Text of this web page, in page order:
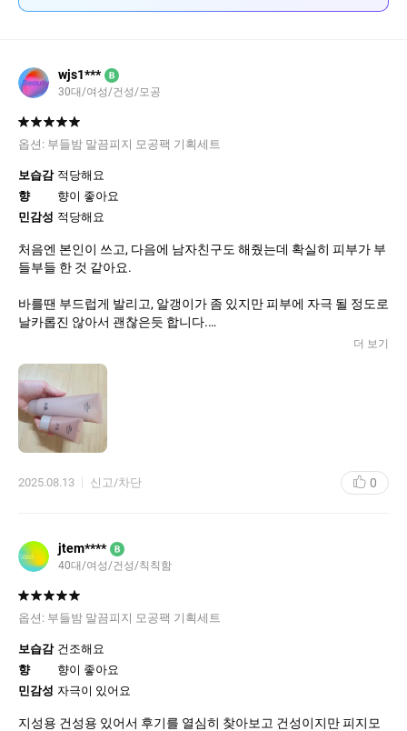
wjs1*** B
30대/여성/건성/모공
옵션: 부들밤 말끔피지 모공팩 기획세트
보습감 적당해요
향
향이 좋아요
민감성 적당해요
처음엔 본인이 쓰고, 다음에 남자친구도 해줬는데 확실히 피부가 부
들부들 한 것 같아요.
바를땐 부드럽게 발리고, 알갱이가 좀 있지만 피부에 자극 될 정도로
날카롭진 않아서 괜찮은듯 합니다.
게 굳지 않아요.
두껍게 바르지 않아서 씻을대도 물로 살살 롤링하면서 세안하면 잘
지워집니다 :)
얼굴이 보송보송 하고, 결개선이 되더라고요.
있었습니다.
역하면 어떡하지 했는데 자연스럽게 달달한 향이었어요. 쎄지 않아
서 적당한 농도의 향이었습니다.
바르면서 기분 좋아진다는게 무슨 뜻인지 알겠더라고요 ㅎ
불편감은 딱히 없었는데, 알갱이가 고르게 발리지 않는 다는 점? 그
그리고 가격이 좀 사악한 점.
요정도?
더 보기
2025.08.13 신고/차단 0
jtem**** B
40대/여성/건성/칙칙함
옵션: 부들밤 말끔피지 모공팩 기획세트
보습감 건조해요
향
향이 좋아요
민감성 자극이 있어요
지성용 건성용 있어서 후기를 열심히 찾아보고 건성이지만 피지모